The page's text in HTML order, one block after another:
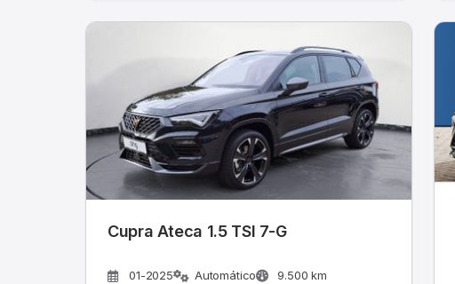
Cupra Ateca 1.5 TSI 7-G
01-2025 Automático
9.500 km